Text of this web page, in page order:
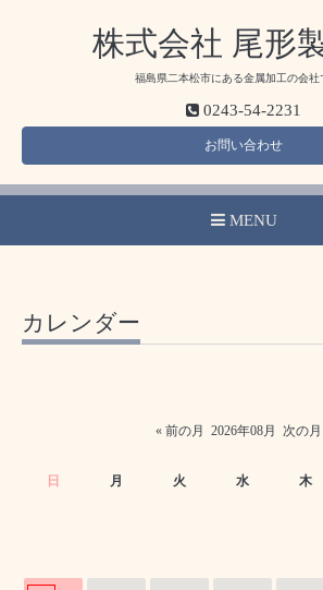
株式会社 尾形
福島県二本松市にある金属加工の会社
0243-54-2231
お問い合わせ
MENU
カレンダー
« 前の月 2026年08月 次の
日 月 火 水 木